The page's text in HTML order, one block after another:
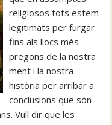
religiosos tots estem
legitimats per furgar
fins als llocs més
pregons de la nostra
ment i la nostra
història per arribar a
conclusions que són
Vull dir que les